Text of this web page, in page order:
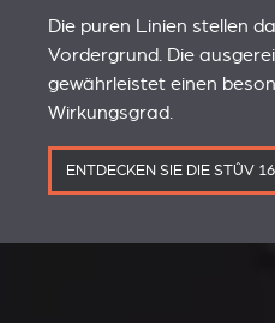
Die puren Linien stellen
Vordergrund. Die
gewährleistet einen
Wirkungsgrad.
ENTDECKEN SIE DIE STÛV